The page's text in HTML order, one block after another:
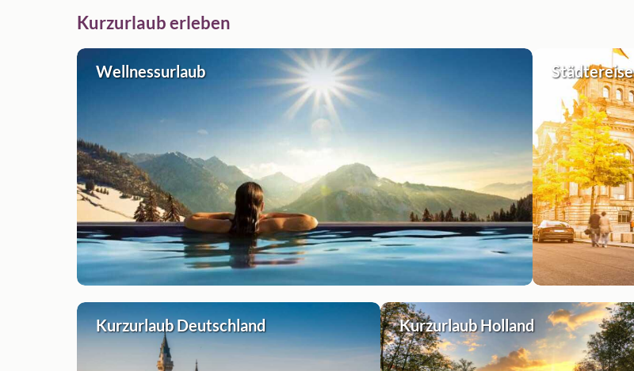
Kurzurlaub erleben
Wellnessurlaub Städtereise
Kurzurlaub Deutschland Kurzurlaub Holland